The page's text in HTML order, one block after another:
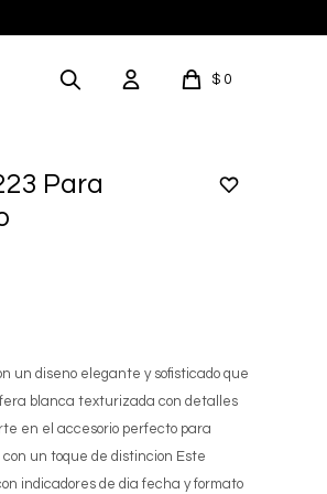
$ 0
Para
un diseno elegante y sofisticado que
blanca texturizada con detalles
en el accesorio perfecto para
un toque de distincion Este
indicadores de dia fecha y formato